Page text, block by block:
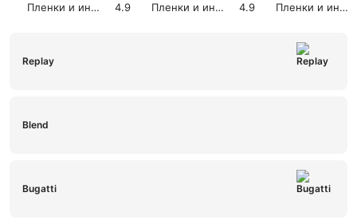
Пленки и инструмент СОЛАРТЕК
4.9
Пленки и инструмент СОЛАРТЕК
4.9
Пленки и инструмент СОЛАРТЕК
Replay
Blend
Bugatti